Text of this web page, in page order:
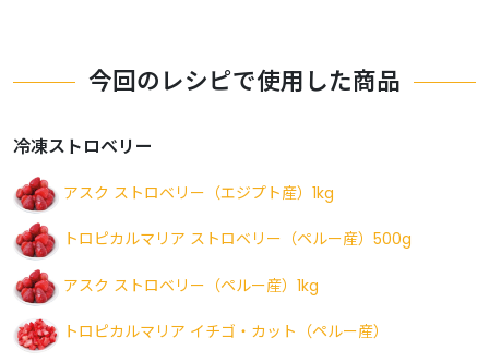
今回のレシピで使用した商品
冷凍ストロベリー
アスク ストロベリー（エジプト産）1kg
トロピカルマリア ストロベリー（ペルー産）500g
アスク ストロベリー（ペルー産）1kg
トロピカルマリア イチゴ・カット（ペルー産）